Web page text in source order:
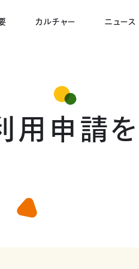
カルチャー ニュース
用申請を